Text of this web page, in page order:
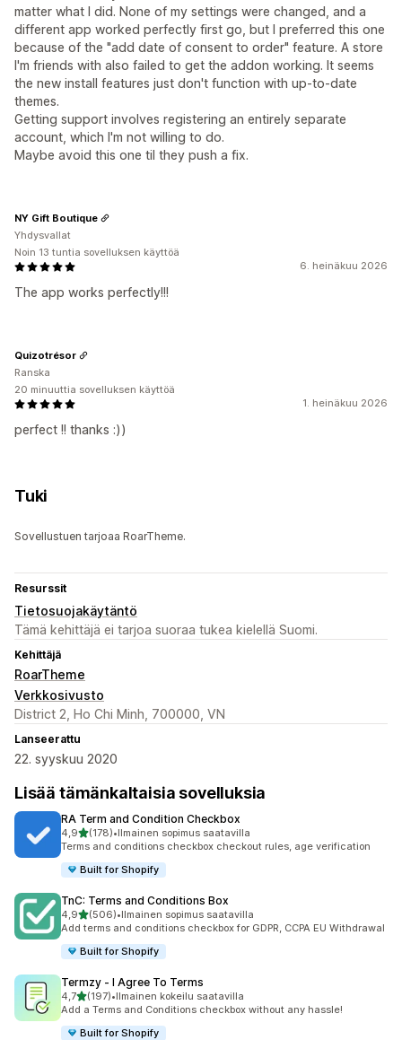
matter what I did. None of my settings were changed, and a
different app worked perfectly first go, but I preferred this one
because of the "add date of consent to order" feature. A store
I'm friends with also failed to get the addon working. It seems
the new install features just don't function with up-to-date
themes.
Getting support involves registering an entirely separate
account, which I'm not willing to do.
Maybe avoid this one til they push a fix.
6. heinäkuu 2026
The app works perfectly!!!
NY Gift Boutique
Yhdysvallat
Noin 13 tuntia sovelluksen käyttöä
1. heinäkuu 2026
perfect !! thanks :))
Quizotrésor
Ranska
20 minuuttia sovelluksen käyttöä
Tuki
Sovellustuen tarjoaa RoarTheme.
Resurssit
Tietosuojakäytäntö
Tämä kehittäjä ei tarjoa suoraa tukea kielellä Suomi.
Kehittäjä
RoarTheme
Verkkosivusto
District 2, Ho Chi Minh, 700000, VN
Lanseerattu
22. syyskuu 2020
Lisää tämänkaltaisia sovelluksia
RA Term and Condition Checkbox
4,9/ 5 tähteä
(178)
178 arvostelua yhteensä
•Ilmainen sopimus saatavilla
Terms and conditions checkbox checkout rules, age verification
Built for Shopify
TnC: Terms and Conditions Box
4,9/ 5 tähteä
(506)
506 arvostelua yhteensä
•Ilmainen sopimus saatavilla
Add terms and conditions checkbox for GDPR, CCPA EU Withdrawal
Built for Shopify
Termzy ‑ I Agree To Terms
4,7/ 5 tähteä
(197)
197 arvostelua yhteensä
•Ilmainen kokeilu saatavilla
Add a Terms and Conditions checkbox without any hassle!
Built for Shopify